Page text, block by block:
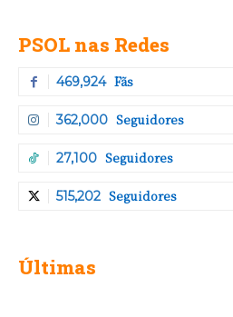
PSOL nas Redes
469,924 Fãs
362,000 Seguidores
27,100 Seguidores
515,202 Seguidores
Últimas